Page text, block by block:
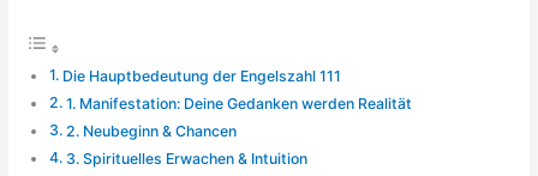
Die Hauptbedeutung der Engelszahl 111
1. Manifestation: Deine Gedanken werden Realität
2. Neubeginn & Chancen
3. Spirituelles Erwachen & Intuition